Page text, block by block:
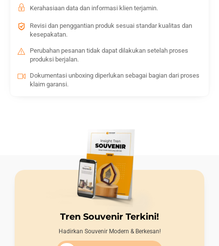
Kerahasiaan data dan informasi klien terjamin.
Revisi dan penggantian produk sesuai standar kualitas dan
kesepakatan.
Perubahan pesanan tidak dapat dilakukan setelah proses
produksi berjalan.
Dokumentasi unboxing diperlukan sebagai bagian dari proses
klaim garansi.
Tren Souvenir Terkini!
Hadirkan Souvenir Modern & Berkesan!